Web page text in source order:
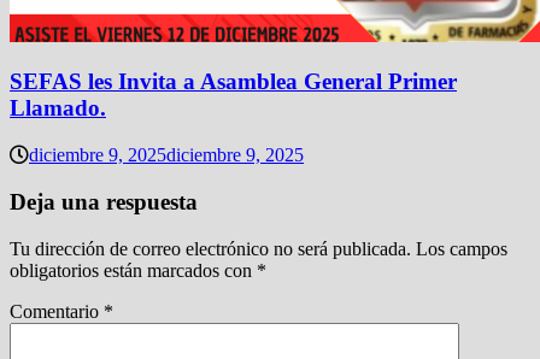
SEFAS les Invita a Asamblea General Primer
Llamado.
diciembre 9, 2025diciembre 9, 2025
Deja una respuesta
Tu dirección de correo electrónico no será publicada. Los campos
obligatorios están marcados con *
Comentario *